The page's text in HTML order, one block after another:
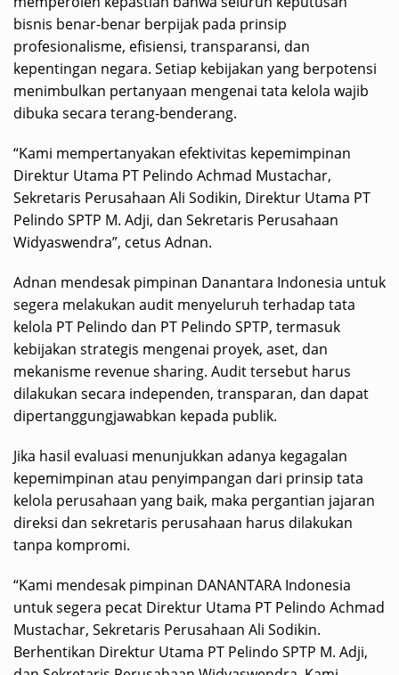
bisnis benar-benar berpijak pada prinsip
profesionalisme, efisiensi, transparansi, dan
kepentingan negara. Setiap kebijakan yang berpotensi
menimbulkan pertanyaan mengenai tata kelola wajib
dibuka secara terang-benderang.
“Kami mempertanyakan efektivitas kepemimpinan
Direktur Utama PT Pelindo Achmad Mustachar,
Sekretaris Perusahaan Ali Sodikin, Direktur Utama PT
Pelindo SPTP M. Adji, dan Sekretaris Perusahaan
Widyaswendra”, cetus Adnan.
Adnan mendesak pimpinan Danantara Indonesia untuk
segera melakukan audit menyeluruh terhadap tata
kelola PT Pelindo dan PT Pelindo SPTP, termasuk
kebijakan strategis mengenai proyek, aset, dan
mekanisme revenue sharing. Audit tersebut harus
dilakukan secara independen, transparan, dan dapat
dipertanggungjawabkan kepada publik.
Jika hasil evaluasi menunjukkan adanya kegagalan
kepemimpinan atau penyimpangan dari prinsip tata
kelola perusahaan yang baik, maka pergantian jajaran
direksi dan sekretaris perusahaan harus dilakukan
tanpa kompromi.
“Kami mendesak pimpinan DANANTARA Indonesia
untuk segera pecat Direktur Utama PT Pelindo Achmad
Mustachar, Sekretaris Perusahaan Ali Sodikin.
Berhentikan Direktur Utama PT Pelindo SPTP M. Adji,